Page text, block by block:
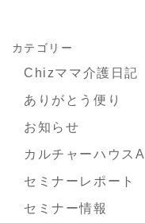
カテゴリー
Chizママ介護日記
ありがとう便り
お知らせ
カルチャーハウス
セミナーレポート
セミナー情報